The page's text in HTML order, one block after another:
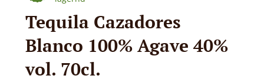
Tequila Cazadores
Blanco 100% Agave 40%
vol. 70cl.